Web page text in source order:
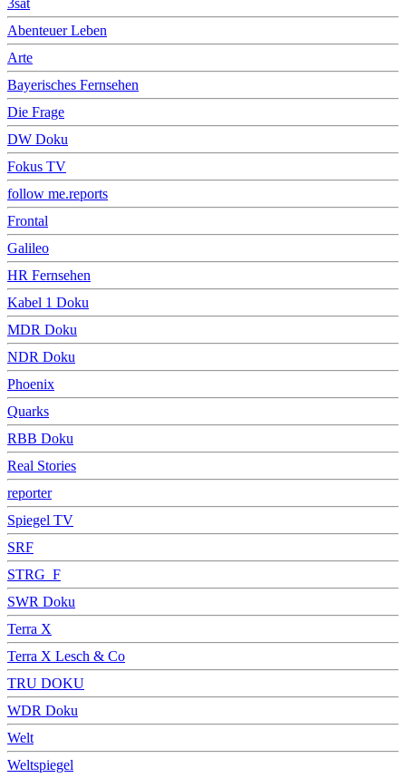
Abenteuer Leben
Arte
Bayerisches Fernsehen
Die Frage
DW Doku
Fokus TV
follow me.reports
Frontal
Galileo
HR Fernsehen
Kabel 1 Doku
MDR Doku
NDR Doku
Phoenix
Quarks
RBB Doku
Real Stories
reporter
Spiegel TV
SRF
STRG_F
SWR Doku
Terra X
Terra X Lesch & Co
TRU DOKU
WDR Doku
Welt
Weltspiegel